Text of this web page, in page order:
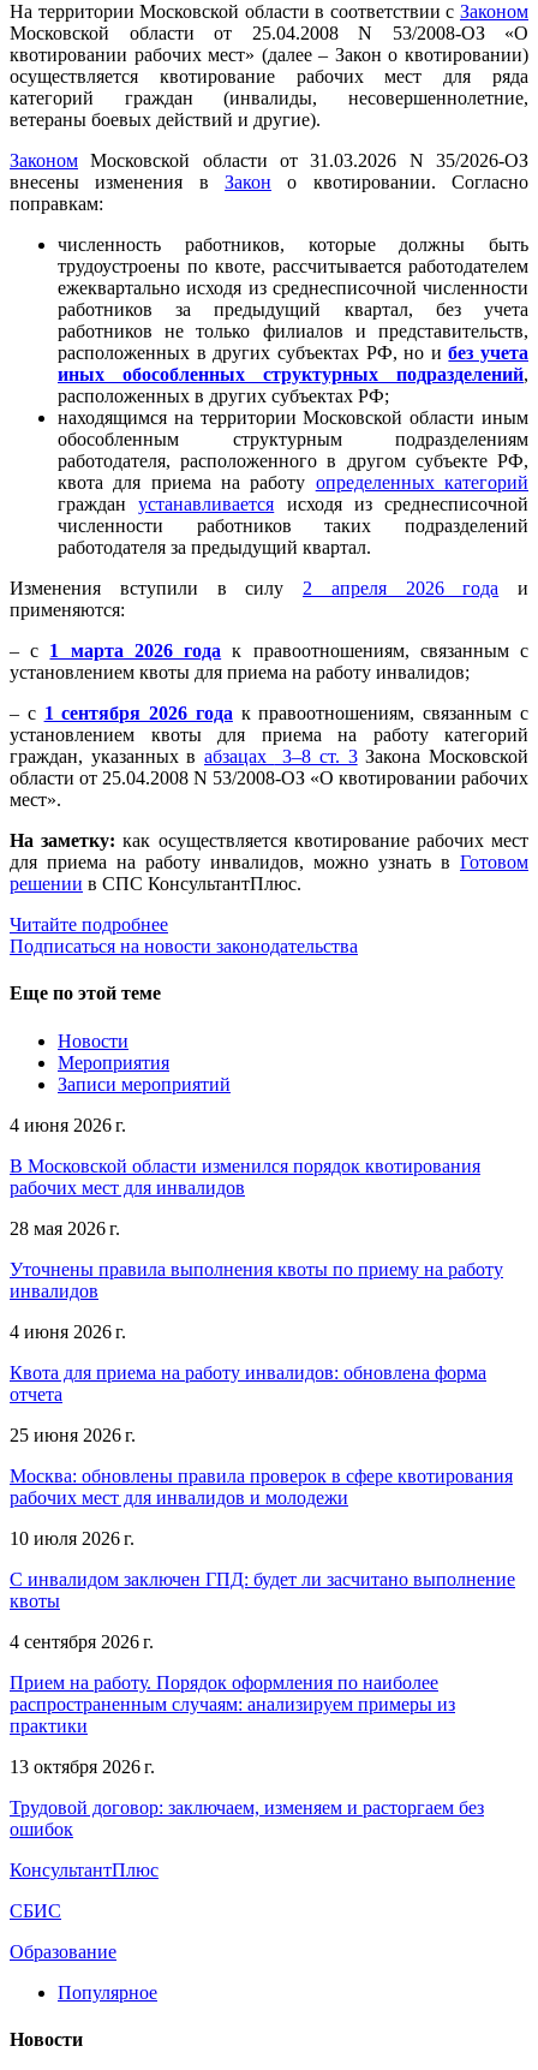
На территории Московской области в соответствии с Законом
Московской области от 25.04.2008 N 53/2008-ОЗ «О
квотировании рабочих мест» (далее – Закон о квотировании)
осуществляется квотирование рабочих мест для ряда
категорий граждан (инвалиды, несовершеннолетние,
ветераны боевых действий и другие).
Законом Московской области от 31.03.2026 N 35/2026-ОЗ
внесены изменения в Закон о квотировании. Согласно
поправкам:
численность работников, которые должны быть
трудоустроены по квоте, рассчитывается работодателем
ежеквартально исходя из среднесписочной численности
работников за предыдущий квартал, без учета
работников не только филиалов и представительств,
расположенных в других субъектах РФ, но ибез учета
иных обособленных структурных подразделений,
расположенных в других субъектах РФ;
находящимся на территории Московской области иным
обособленным структурным подразделениям
работодателя, расположенного в другом субъекте РФ,
квота для приема на работу определенных категорий
гражданустанавливается исходя из среднесписочной
численности работников таких подразделений
работодателя за предыдущий квартал.
Изменения вступили в силу 2 апреля 2026 года и
применяются:
– с 1 марта 2026 года к правоотношениям, связанным с
установлением квоты для приема на работу инвалидов;
– с 1 сентября 2026 года к правоотношениям, связанным с
установлением квоты для приема на работу категорий
граждан, указанных в абзацах 3–8 ст. 3Закона Московской
области от 25.04.2008 N 53/2008-ОЗ «О квотировании рабочих
мест».
На заметку: как осуществляется квотирование рабочих мест
для приема на работу инвалидов, можно узнать в Готовом
решении в СПС КонсультантПлюс.
Читайте подробнее
Подписаться на новости законодательства
Еще по этой теме
Новости
Мероприятия
Записи мероприятий
4 июня 2026 г.
В Московской области изменился порядок квотирования
рабочих мест для инвалидов
28 мая 2026 г.
Уточнены правила выполнения квоты по приему на работу
инвалидов
4 июня 2026 г.
Квота для приема на работу инвалидов: обновлена форма
отчета
25 июня 2026 г.
Москва: обновлены правила проверок в сфере квотирования
рабочих мест для инвалидов и молодежи
10 июля 2026 г.
С инвалидом заключен ГПД: будет ли засчитано выполнение
квоты
4 сентября 2026 г.
Прием на работу. Порядок оформления по наиболее
распространенным случаям: анализируем примеры из
практики
13 октября 2026 г.
Трудовой договор: заключаем, изменяем и расторгаем без
ошибок
КонсультантПлюс
СБИС
Образование
Популярное
Новости